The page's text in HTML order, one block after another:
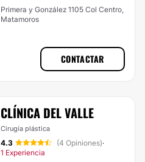
Primera y González 1105 Col Centro,
Matamoros
CONTACTAR
CLÍNICA DEL VALLE
Cirugía plástica
4.3 (4 Opiniones)·
1 Experiencia